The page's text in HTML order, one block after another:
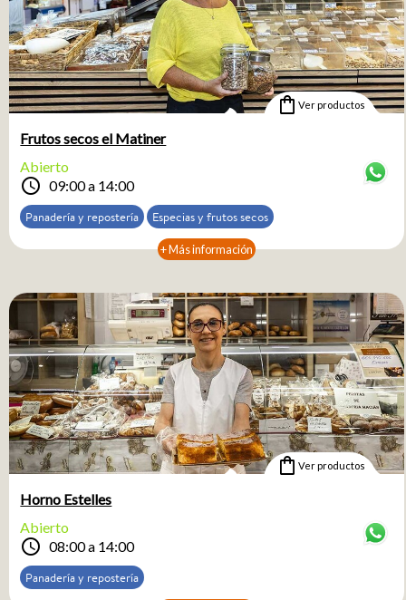
shopping_bag Ver productos
Frutos secos el Matiner
Abierto
schedule 09:00 a 14:00
Panadería y repostería Especias y frutos secos
+ Más información
shopping_bag Ver productos
Horno Estelles
Abierto
schedule 08:00 a 14:00
Panadería y repostería